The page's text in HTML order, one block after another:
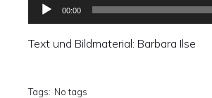
00:00
Text und Bildmaterial: Barbara Ilse
Tags: No tags